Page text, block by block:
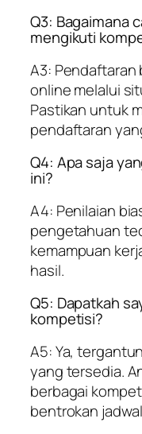
Q3: Bagaimana
mengikuti
A3: Pendaftaran
online melalui
Pastikan untuk
pendaftaran
Q4: Apa saja
ini?
A4: Penilaian
pengetahuan
kemampuan
hasil.
Q5: Dapatkah
kompetisi?
A5: Ya,
yang tersedia.
berbagai
bentrokan